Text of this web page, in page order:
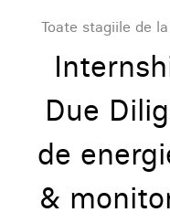
Toate stagiile de
Due
de
&